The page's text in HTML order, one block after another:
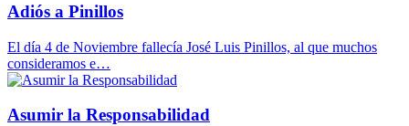
Adiós a Pinillos
El día 4 de Noviembre fallecía José Luis Pinillos, al que muchos
consideramos e…
Asumir la Responsabilidad